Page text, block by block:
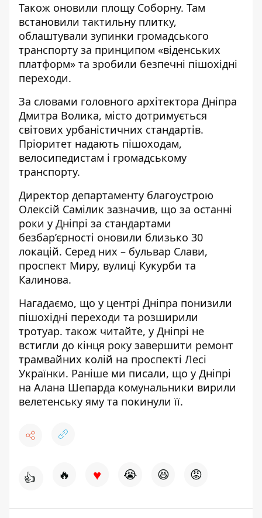
Також оновили площу Соборну. Там
встановили тактильну плитку,
облаштували зупинки громадського
транспорту за принципом «віденських
платформ» та зробили безпечні пішохідні
переходи.
За словами головного архітектора Дніпра
Дмитра Волика, місто дотримується
світових урбаністичних стандартів.
Пріоритет надають пішоходам,
велосипедистам і громадському
транспорту.
Директор департаменту благоустрою
Олексій Самілик зазначив, що за останні
роки у Дніпрі за стандартами
безбар’єрності оновили близько 30
локацій. Серед них – бульвар Слави,
проспект Миру, вулиці Кукурби та
Калинова.
Нагадаємо, що у центрі Дніпра понизили
пішохідні переходи та розширили
тротуар. також читайте, у Дніпрі не
встигли до кінця року завершити ремонт
трамвайних колій на проспекті Лесі
Українки. Раніше ми писали, що у Дніпрі
на Алана Шепарда комунальники вирили
велетенську яму та покинули її.
👍 🔥 ♥ 😭 😆 😡